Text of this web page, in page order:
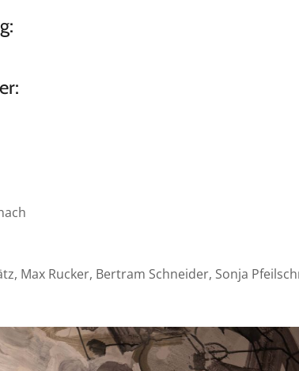
Max Rucker, Bertram Schneider, Sonja